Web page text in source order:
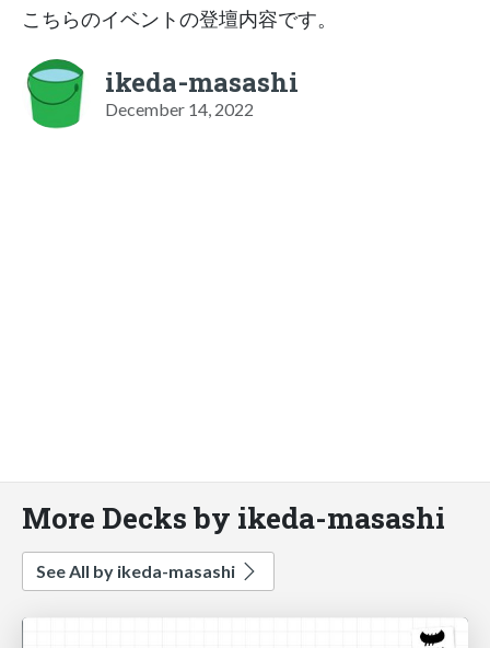
こちらのイベントの登壇内容です。
ikeda-masashi
December 14, 2022
More Decks by ikeda-masashi
See All by ikeda-masashi